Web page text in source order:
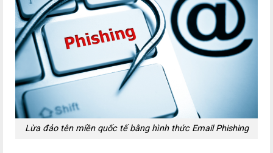
Lừa đảo tên miền quốc tế bằng hình thức Email Phishing